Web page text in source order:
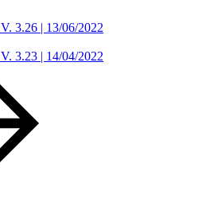
3.26 | 13/06/2022
3.23 | 14/04/2022